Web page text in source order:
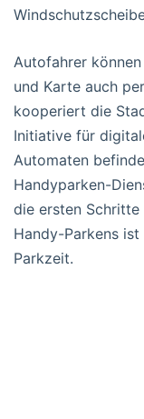
Autofahrer
und Karte auch
kooperiert die
Initiative für
Automaten
Handyparken-
die ersten
Handy-Parkens
Parkzeit.